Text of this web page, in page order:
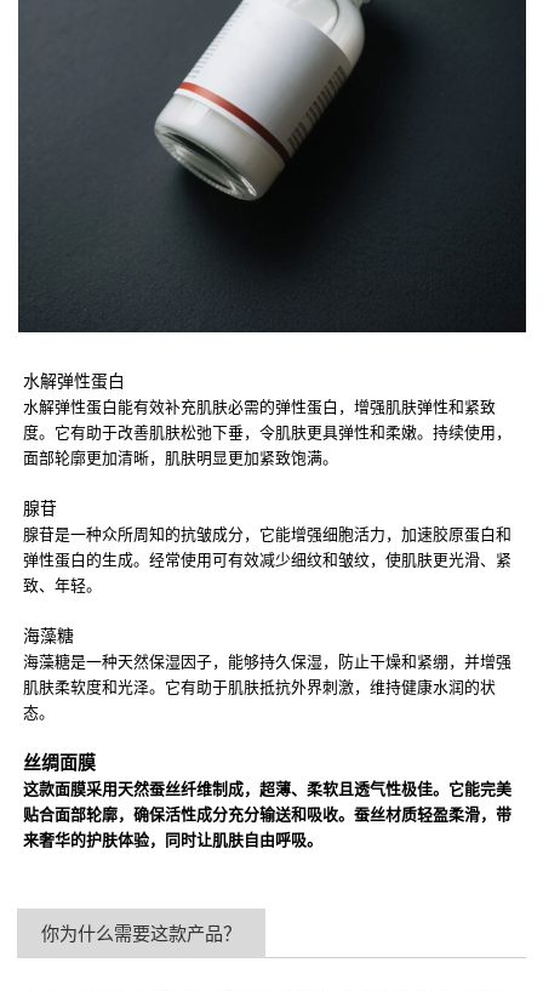
水解弹性蛋白
水解弹性蛋白能有效补充肌肤必需的弹性蛋白，增强肌肤弹性和紧致
度。它有助于改善肌肤松弛下垂，令肌肤更具弹性和柔嫩。持续使用，
面部轮廓更加清晰，肌肤明显更加紧致饱满。
腺苷
腺苷是一种众所周知的抗皱成分，它能增强细胞活力，加速胶原蛋白和
弹性蛋白的生成。经常使用可有效减少细纹和皱纹，使肌肤更光滑、紧
致、年轻。
海藻糖
海藻糖是一种天然保湿因子，能够持久保湿，防止干燥和紧绷，并增强
肌肤柔软度和光泽。它有助于肌肤抵抗外界刺激，维持健康水润的状
态。
丝绸面膜
这款面膜采用天然蚕丝纤维制成，超薄、柔软且透气性极佳。它能完美
贴合面部轮廓，确保活性成分充分输送和吸收。蚕丝材质轻盈柔滑，带
来奢华的护肤体验，同时让肌肤自由呼吸。
你为什么需要这款产品？